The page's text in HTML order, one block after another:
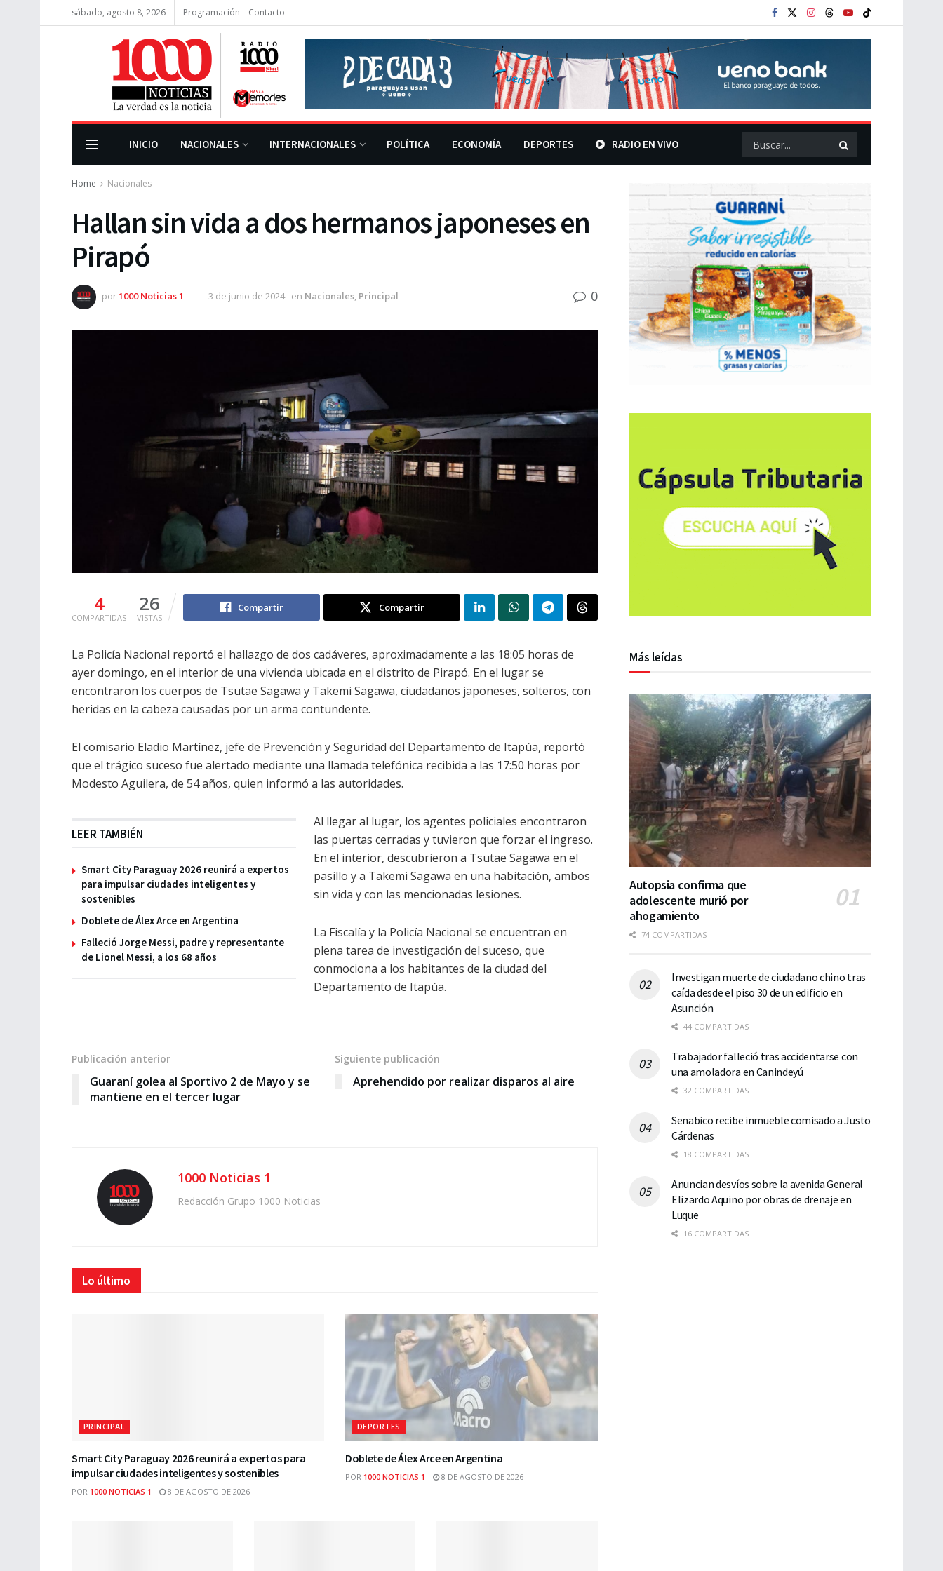
sábado, agosto 8, 2026 Programación Contacto
INICIO NACIONALES INTERNACIONALES POLÍTICA ECONOMÍA DEPORTES RADIO EN VIVO
Home Nacionales
Hallan sin vida a dos hermanos japoneses en
Pirapó
por1000 Noticias 1 3 de junio de 2024 en Nacionales, Principal 0
4
COMPARTIDAS
26
VISTAS
Compartir Compartir
La Policía Nacional reportó el hallazgo de dos cadáveres, aproximadamente a las 18:05 horas de
ayer domingo, en el interior de una vivienda ubicada en el distrito de Pirapó. En el lugar se
encontraron los cuerpos de Tsutae Sagawa y Takemi Sagawa, ciudadanos japoneses, solteros, con
heridas en la cabeza causadas por un arma contundente.
El comisario Eladio Martínez, jefe de Prevención y Seguridad del Departamento de Itapúa, reportó
que el trágico suceso fue alertado mediante una llamada telefónica recibida a las 17:50 horas por
Modesto Aguilera, de 54 años, quien informó a las autoridades.
LEER TAMBIÉN
Smart City Paraguay 2026 reunirá a expertos
para impulsar ciudades inteligentes y
sostenibles
Doblete de Álex Arce en Argentina
Falleció Jorge Messi, padre y representante
de Lionel Messi, a los 68 años
Al llegar al lugar, los agentes policiales encontraron
las puertas cerradas y tuvieron que forzar el ingreso.
En el interior, descubrieron a Tsutae Sagawa en el
pasillo y a Takemi Sagawa en una habitación, ambos
sin vida y con las mencionadas lesiones.
La Fiscalía y la Policía Nacional se encuentran en
plena tarea de investigación del suceso, que
conmociona a los habitantes de la ciudad del
Departamento de Itapúa.
Publicación anterior
Guaraní golea al Sportivo 2 de Mayo y se
mantiene en el tercer lugar
Siguiente publicación
Aprehendido por realizar disparos al aire
1000 Noticias 1
Redacción Grupo 1000 Noticias
Lo último
PRINCIPAL
Smart City Paraguay 2026 reunirá a expertos para
impulsar ciudades inteligentes y sostenibles
POR 1000 NOTICIAS 1 8 DE AGOSTO DE 2026
DEPORTES
Doblete de Álex Arce en Argentina
POR 1000 NOTICIAS 1 8 DE AGOSTO DE 2026
Más leídas
Autopsia confirma que
adolescente murió por
ahogamiento
74 COMPARTIDAS
Investigan muerte de ciudadano chino tras
caída desde el piso 30 de un edificio en
Asunción
44 COMPARTIDAS
Trabajador falleció tras accidentarse con
una amoladora en Canindeyú
32 COMPARTIDAS
Senabico recibe inmueble comisado a Justo
Cárdenas
18 COMPARTIDAS
Anuncian desvíos sobre la avenida General
Elizardo Aquino por obras de drenaje en
Luque
16 COMPARTIDAS